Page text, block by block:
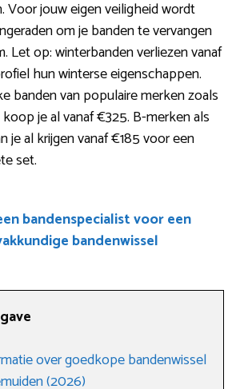
Voor jouw eigen veiligheid wordt
om je banden te vervangen
Let op: winterbanden verliezen vanaf
hun winterse eigenschappen.
banden van populaire merken zoals
je al vanaf €325. B-merken als
je al krijgen vanaf €185 voor een
set.
bandenspecialist voor een
bandenwissel
over goedkope bandenwissel
(2026)